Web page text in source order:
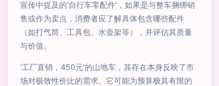
宣传中提及的‘自行车零配件’，如果是与整车捆绑销
售或作为卖点，消费者应了解具体包含哪些配件
（如打气筒、工具包、水壶架等），并评估其质量
与价值。
‘工厂直销，450元’的山地车，其存在本身反映了市
场对极致性价比的需求。它可能为预算极其有限的